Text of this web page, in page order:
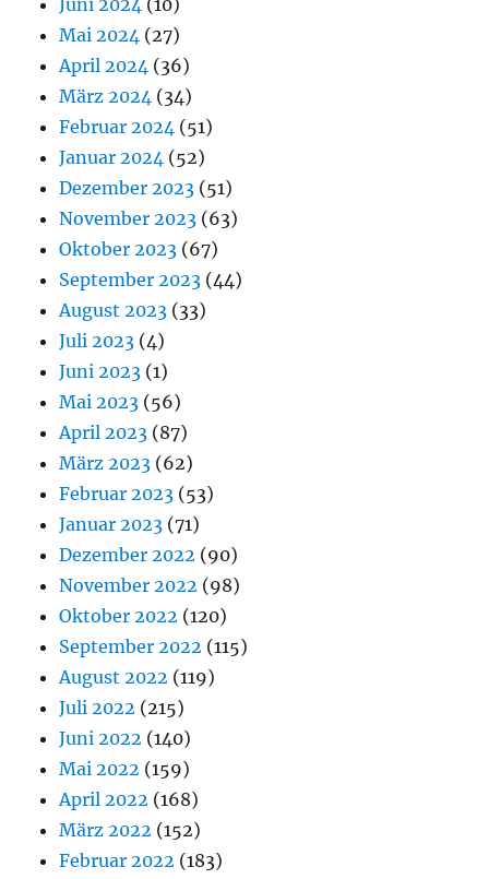
Juni 2024 (10)
Mai 2024 (27)
April 2024 (36)
März 2024 (34)
Februar 2024 (51)
Januar 2024 (52)
Dezember 2023 (51)
November 2023 (63)
Oktober 2023 (67)
September 2023 (44)
August 2023 (33)
Juli 2023 (4)
Juni 2023 (1)
Mai 2023 (56)
April 2023 (87)
März 2023 (62)
Februar 2023 (53)
Januar 2023 (71)
Dezember 2022 (90)
November 2022 (98)
Oktober 2022 (120)
September 2022 (115)
August 2022 (119)
Juli 2022 (215)
Juni 2022 (140)
Mai 2022 (159)
April 2022 (168)
März 2022 (152)
Februar 2022 (183)